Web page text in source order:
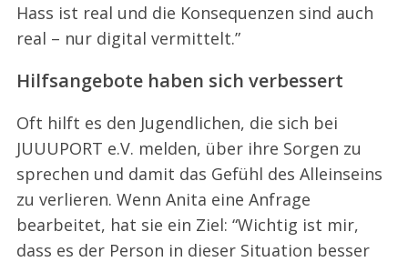
Hass ist real und die Konsequenzen sind auch
real – nur digital vermittelt.”
Hilfsangebote haben sich verbessert
Oft hilft es den Jugendlichen, die sich bei
JUUUPORT e.V. melden, über ihre Sorgen zu
sprechen und damit das Gefühl des Alleinseins
zu verlieren. Wenn Anita eine Anfrage
bearbeitet, hat sie ein Ziel: “Wichtig ist mir,
dass es der Person in dieser Situation besser